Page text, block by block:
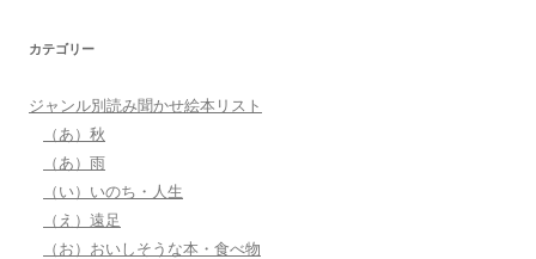
カテゴリー
ジャンル別読み聞かせ絵本リスト
（あ）秋
（あ）雨
（い）いのち・人生
（え）遠足
（お）おいしそうな本・食べ物